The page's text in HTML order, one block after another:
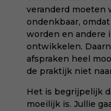
veranderd moeten
ondenkbaar,
worden en andere
ontwikkelen.
afspraken heel
de praktijk niet
Het is begrijpelijk
moeilijk is. Jullie